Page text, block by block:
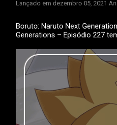
Lançado em dezembro 05, 2021
Boruto: Naruto Next
Generations – Episódio 227